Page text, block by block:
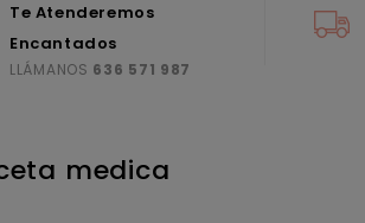
Te Atenderemos
Encantados
LLÁMANOS 636 571 987
medica